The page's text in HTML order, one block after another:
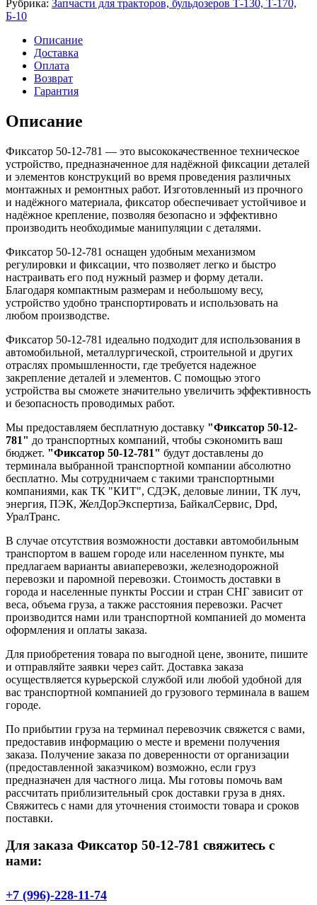
Рубрика: Запчасти для тракторов, бульдозеров Т-130, Т-170,
Б-10
Описание
Доставка
Оплата
Возврат
Гарантия
Описание
Фиксатор 50-12-781 — это высококачественное техническое
устройство, предназначенное для надёжной фиксации деталей
и элементов конструкций во время проведения различных
монтажных и ремонтных работ. Изготовленный из прочного
и надёжного материала, фиксатор обеспечивает устойчивое и
надёжное крепление, позволяя безопасно и эффективно
производить необходимые манипуляции с деталями.
Фиксатор 50-12-781 оснащен удобным механизмом
регулировки и фиксации, что позволяет легко и быстро
настраивать его под нужный размер и форму детали.
Благодаря компактным размерам и небольшому весу,
устройство удобно транспортировать и использовать на
любом производстве.
Фиксатор 50-12-781 идеально подходит для использования в
автомобильной, металлургической, строительной и других
отраслях промышленности, где требуется надежное
закрепление деталей и элементов. С помощью этого
устройства вы сможете значительно увеличить эффективность
и безопасность проводимых работ.
Мы предоставляем бесплатную доставку "Фиксатор 50-12-
781" до транспортных компаний, чтобы сэкономить ваш
бюджет. "Фиксатор 50-12-781" будут доставлены до
терминала выбранной транспортной компании абсолютно
бесплатно. Мы сотрудничаем с такими транспортными
компаниями, как ТК "КИТ", СДЭК, деловые линии, ТК луч,
энергия, ПЭК, ЖелДорЭкспертиза, БайкалСервис, Dpd,
УралТранс.
В случае отсутствия возможности доставки автомобильным
транспортом в вашем городе или населенном пункте, мы
предлагаем варианты авиаперевозки, железнодорожной
перевозки и паромной перевозки. Стоимость доставки в
города и населенные пункты России и стран СНГ зависит от
веса, объема груза, а также расстояния перевозки. Расчет
производится нами или транспортной компанией до момента
оформления и оплаты заказа.
Для приобретения товара по выгодной цене, звоните, пишите
и отправляйте заявки через сайт. Доставка заказа
осуществляется курьерской службой или любой удобной для
вас транспортной компанией до грузового терминала в вашем
городе.
По прибытии груза на терминал перевозчик свяжется с вами,
предоставив информацию о месте и времени получения
заказа. Получение заказа по доверенности от организации
(предоставленной заказчиком) возможно, если груз
предназначен для частного лица. Мы готовы помочь вам
рассчитать приблизительный срок доставки груза в днях.
Свяжитесь с нами для уточнения стоимости товара и сроков
поставки.
Для заказа Фиксатор 50-12-781 свяжитесь с
нами:
+7 (996)-228-11-74